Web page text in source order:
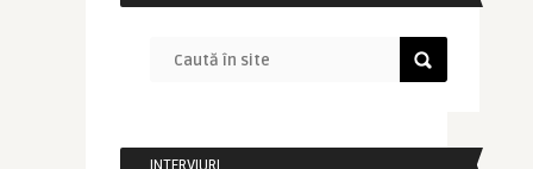
INTERVIURI